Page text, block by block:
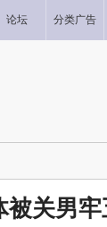
论坛 分类广告
关男